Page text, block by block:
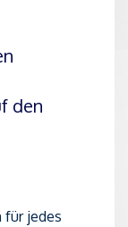
den
für jedes